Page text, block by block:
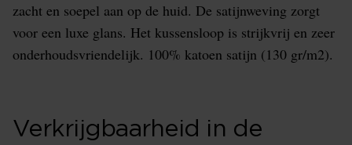
zacht en soepel aan op de huid. De satijnweving zorgt
voor een luxe glans. Het kussensloop is strijkvrij en zeer
onderhoudsvriendelijk. 100% katoen satijn (130 gr/m2).
Verkrijgbaarheid in de